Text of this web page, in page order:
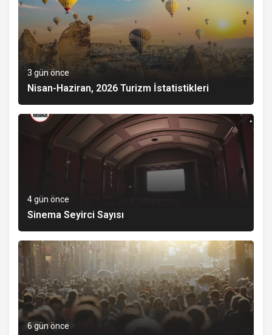
3 gün önce
Nisan-Haziran, 2026 Turizm İstatistikleri
4 gün önce
Sinema Seyirci Sayısı
6 gün önce